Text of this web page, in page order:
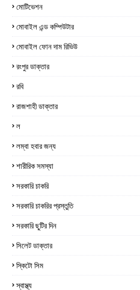
মোটিভেশন
মোবাইল এন্ড কম্পিউটার
মোবাইল ফোন দাম রিভিউ
রংপুর ডাক্তার
রবি
রাজশাহী ডাক্তার
ল
লম্বা হবার জন্য
শারীরিক সমস্যা
সরকারি চাকরি
সরকারি চাকরির প্রস্তুতি
সরকারি ছুটির দিন
সিলেট ডাক্তার
স্কিটো সিম
স্বাস্থ্য